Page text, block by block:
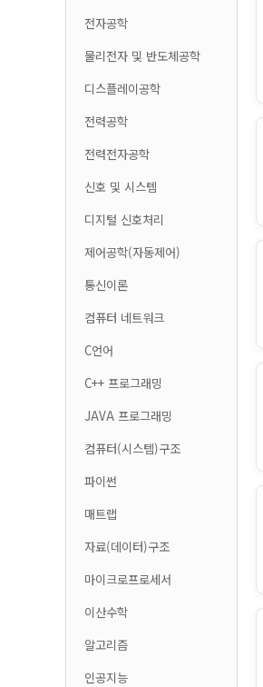
전자공학
물리전자 및 반도체공학
디스플레이공학
전력공학
전력전자공학
신호 및 시스템
디지털 신호처리
제어공학(자동제어)
통신이론
컴퓨터 네트워크
C언어
C++ 프로그래밍
JAVA 프로그래밍
컴퓨터(시스템)구조
파이썬
매트랩
자료(데이터)구조
마이크로프로세서
이산수학
알고리즘
인공지능